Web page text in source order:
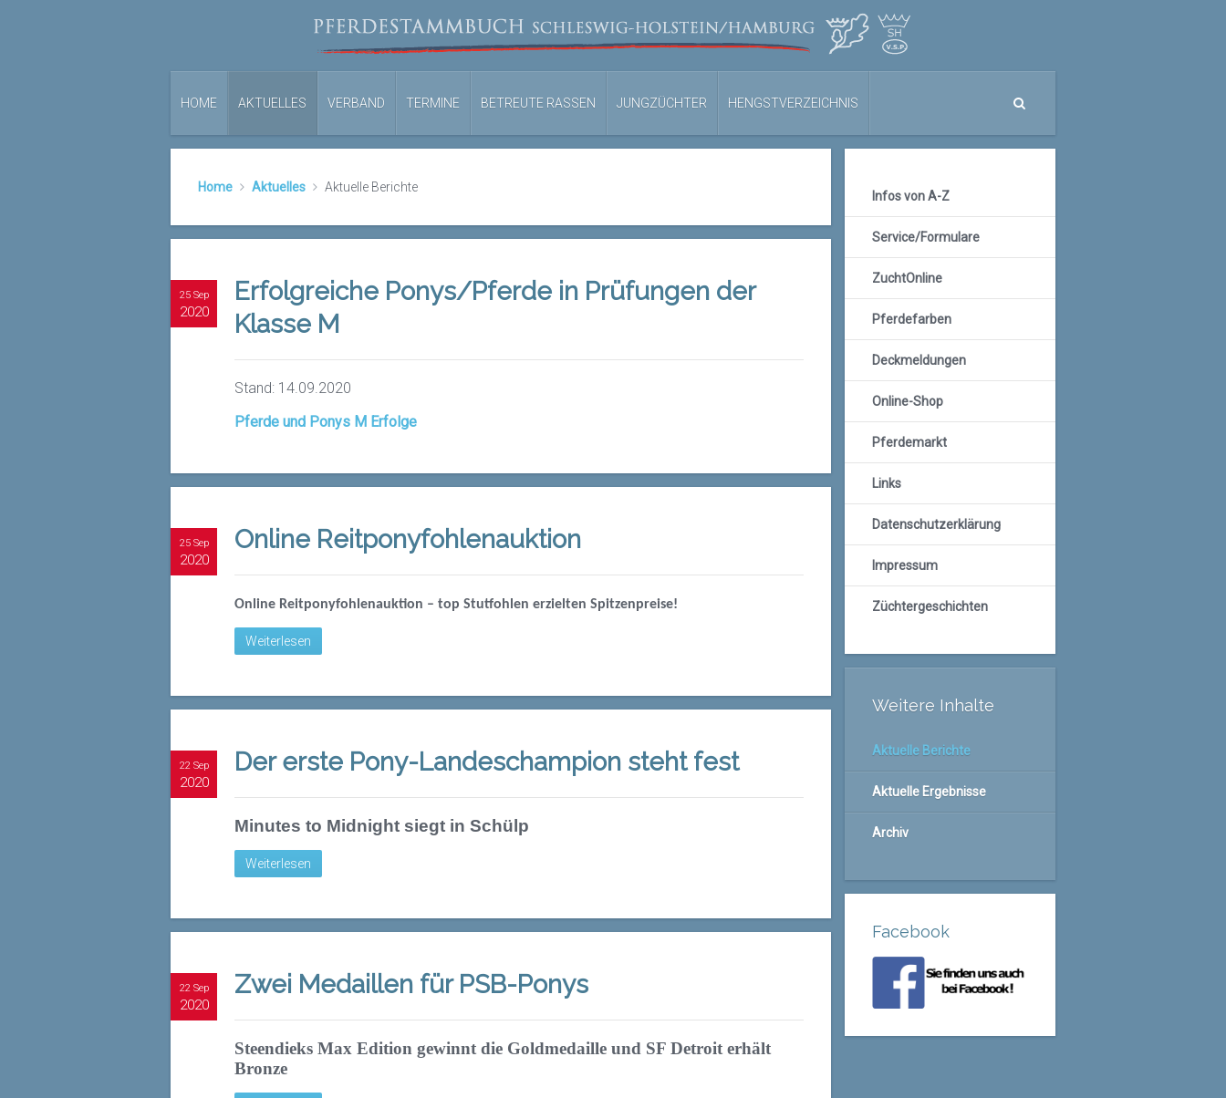
HOME AKTUELLES VERBAND TERMINE BETREUTE RASSEN JUNGZÜCHTER HENGSTVERZEICHNIS
Home Aktuelles Aktuelle Berichte
25 Sep
2020
Erfolgreiche Ponys/Pferde in Prüfungen der
Klasse M
Stand: 14.09.2020
Pferde und Ponys M Erfolge
25 Sep
2020
Online Reitponyfohlenauktion
Online Reitponyfohlenauktion – top Stutfohlen erzielten Spitzenpreise!
Weiterlesen
22 Sep
2020
Der erste Pony-Landeschampion steht fest
Minutes to Midnight siegt in Schülp
Weiterlesen
22 Sep
2020
Zwei Medaillen für PSB-Ponys
Steendieks Max Edition gewinnt die Goldmedaille und SF Detroit erhält
Bronze
Infos von A-Z
Service/Formulare
ZuchtOnline
Pferdefarben
Deckmeldungen
Online-Shop
Pferdemarkt
Links
Datenschutzerklärung
Impressum
Züchtergeschichten
Weitere Inhalte
Aktuelle Berichte
Aktuelle Ergebnisse
Archiv
Facebook